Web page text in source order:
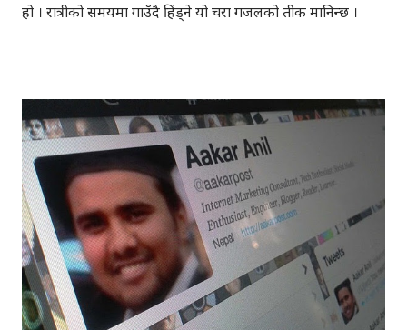
हो । रात्रीको समयमा गाउँदै हिंड्‍ने यो चरा गजलको प्रतीक मानिन्छ ।
यसको उपस्थिति रहन्छ । प्रेम, विरह, उत्साह, उमंग अनि थुप्रै मनका
संवेगहरु बुलबुलले समेट्‍छ । बुलबुल सुन्न थालेपछि हामी सबै एउटा
समूहमा समेटिन्छौं र बुलबुल भित्र आफैंले आफ्‍नो नाम दिन्छौं -
बुलबुललियन । हामी यहाँ एकाकार भएर लाग्छौं, गजलको भावनात्मक
सहवासमा । " एउटा प्रेमको बिरुवा हामी रोप्छौं.....युग युग सम्म लगाएर यो
प्रीतलाई अमर गर्छौँ।" Bulbul is a Radio Program (a gajal
program). Thanks to BULBUL Team for bringing
such a wonderful program.You can directly send your